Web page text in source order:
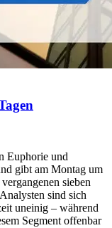
Euphorie und
gibt am Montag um
sieben
sind sich
uneinig – während
Segment offenbar